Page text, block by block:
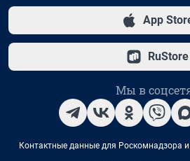
App
RuStore
Мы в
Контактные данные для Роскомнадзора